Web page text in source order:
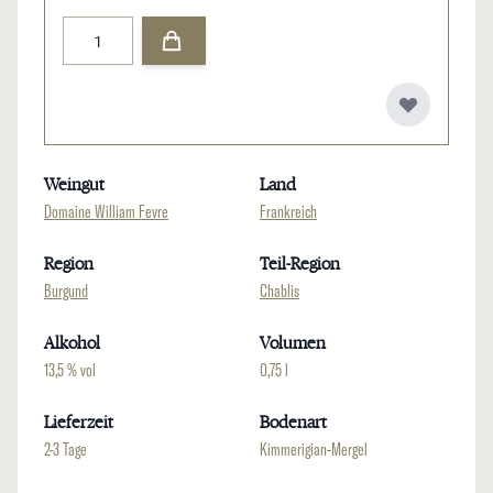
Weingut
Domaine William Fevre
Land
Frankreich
Region
Burgund
Teil-Region
Chablis
Alkohol
13,5 % vol
Volumen
0,75 l
Lieferzeit
2-3 Tage
Bodenart
Kimmerigian-Mergel